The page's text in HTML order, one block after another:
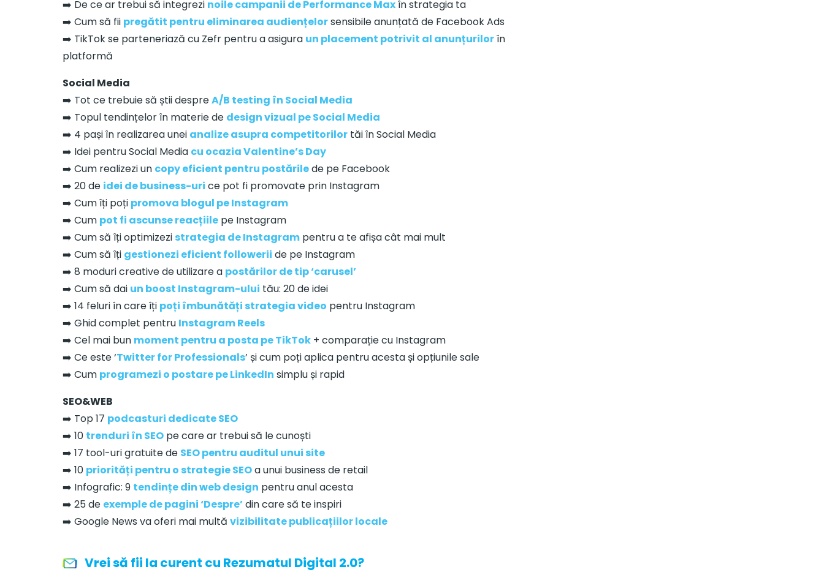
➡️ De ce ar trebui să integrezi noile campanii de Performance Maxîn strategia ta
➡️ Cum să fii pregătit pentru eliminarea audiențelorsensibile anunțată de Facebook Ads
➡️ TikTok se parteneriază cu Zefr pentru a asigura un placement potrivit al anunțurilorîn
platformă
Social Media
➡️ Tot ce trebuie să știi despreA/B testing în Social Media
➡️ Topul tendințelor în materie de design vizual pe Social Media
➡️ 4 pași în realizarea unei analize asupra competitorilor tăi în Social Media
➡️ Idei pentru Social Media cu ocazia Valentine’s Day
➡️ Cum realizezi un copy eficient pentru postărilede pe Facebook
➡️ 20 de idei de business-uri ce pot fi promovate prin Instagram
➡️ Cum îți poți promova blogul pe Instagram
➡️ Cum pot fi ascunse reacțiile pe Instagram
➡️ Cum să îți optimizezi strategia de Instagram pentru a te afișa cât mai mult
➡️ Cum să îți gestionezi eficient followerii de pe Instagram
➡️ 8 moduri creative de utilizare a postărilor de tip ‘carusel’
➡️ Cum să dai un boost Instagram-ului tău: 20 de idei
➡️ 14 feluri în care îți poți îmbunătăți strategia video pentru Instagram
➡️ Ghid complet pentru Instagram Reels
➡️ Cel mai bun moment pentru a posta pe TikTok + comparație cu Instagram
➡️ Ce este ‘Twitter for Professionals’ și cum poți aplica pentru acesta și opțiunile sale
➡️ Cum programezi o postare pe LinkedIn simplu și rapid
SEO&WEB
➡️ Top 17 podcasturi dedicate SEO
➡️ 10 trenduri în SEO pe care ar trebui să le cunoști
➡️ 17 tool-uri gratuite de SEO pentru auditul unui site
➡️ 10 priorități pentru o strategie SEOa unui business de retail
➡️ Infografic: 9 tendințe din web design pentru anul acesta
➡️ 25 de exemple de pagini ‘Despre’din care să te inspiri
➡️ Google News va oferi mai multă vizibilitate publicațiilor locale
Vrei să fii la curent cu Rezumatul Digital 2.0?